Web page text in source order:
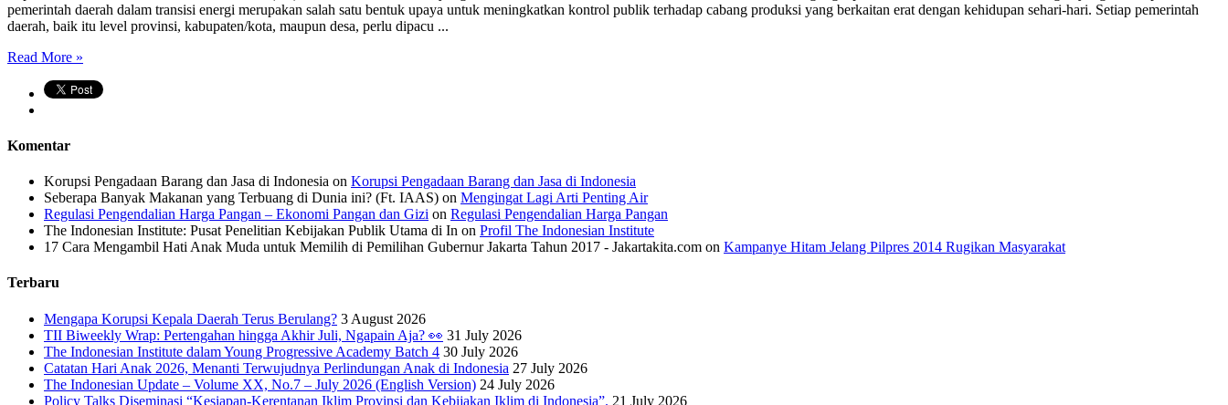
pemerintah daerah dalam transisi energi merupakan salah satu bentuk upaya untuk meningkatkan kontrol publik terhadap cabang produksi yang berkaitan erat dengan kehidupan sehari-hari. Setiap pemerintah
daerah, baik itu level provinsi, kabupaten/kota, maupun desa, perlu dipacu ...
Read More »
Komentar
Korupsi Pengadaan Barang dan Jasa di Indonesia on Korupsi Pengadaan Barang dan Jasa di Indonesia
Seberapa Banyak Makanan yang Terbuang di Dunia ini? (Ft. IAAS) on Mengingat Lagi Arti Penting Air
Regulasi Pengendalian Harga Pangan – Ekonomi Pangan dan Gizi on Regulasi Pengendalian Harga Pangan
The Indonesian Institute: Pusat Penelitian Kebijakan Publik Utama di In on Profil The Indonesian Institute
17 Cara Mengambil Hati Anak Muda untuk Memilih di Pemilihan Gubernur Jakarta Tahun 2017 - Jakartakita.com on Kampanye Hitam Jelang Pilpres 2014 Rugikan Masyarakat
Terbaru
Mengapa Korupsi Kepala Daerah Terus Berulang? 3 August 2026
TII Biweekly Wrap: Pertengahan hingga Akhir Juli, Ngapain Aja? 👀 31 July 2026
The Indonesian Institute dalam Young Progressive Academy Batch 4 30 July 2026
Catatan Hari Anak 2026, Menanti Terwujudnya Perlindungan Anak di Indonesia 27 July 2026
The Indonesian Update – Volume XX, No.7 – July 2026 (English Version) 24 July 2026
Policy Talks Diseminasi “Kesiapan-Kerentanan Iklim Provinsi dan Kebijakan Iklim di Indonesia”. 21 July 2026